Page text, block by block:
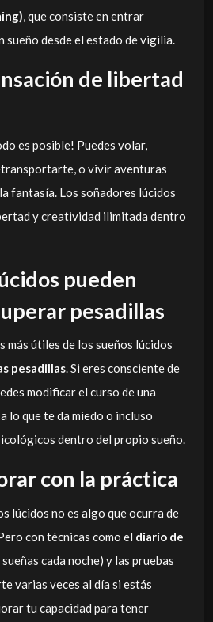
, que consiste en entrar
sueño desde el estado de vigilia.
de libertad
es posible! Puedes volar,
o vivir aventuras
fantasía. Los soñadores lúcidos
y creatividad ilimitada dentro
pueden
pesadillas
más útiles de los sueños lúcidos
pesadillas. Si eres consciente de
modificar el curso de una
lo que te da miedo o incluso
dentro del propio sueño.
con la práctica
lúcidos no es algo que ocurra de
con técnicas como el diario de
cada noche) y las pruebas
varias veces al día si estás
tu capacidad para tener